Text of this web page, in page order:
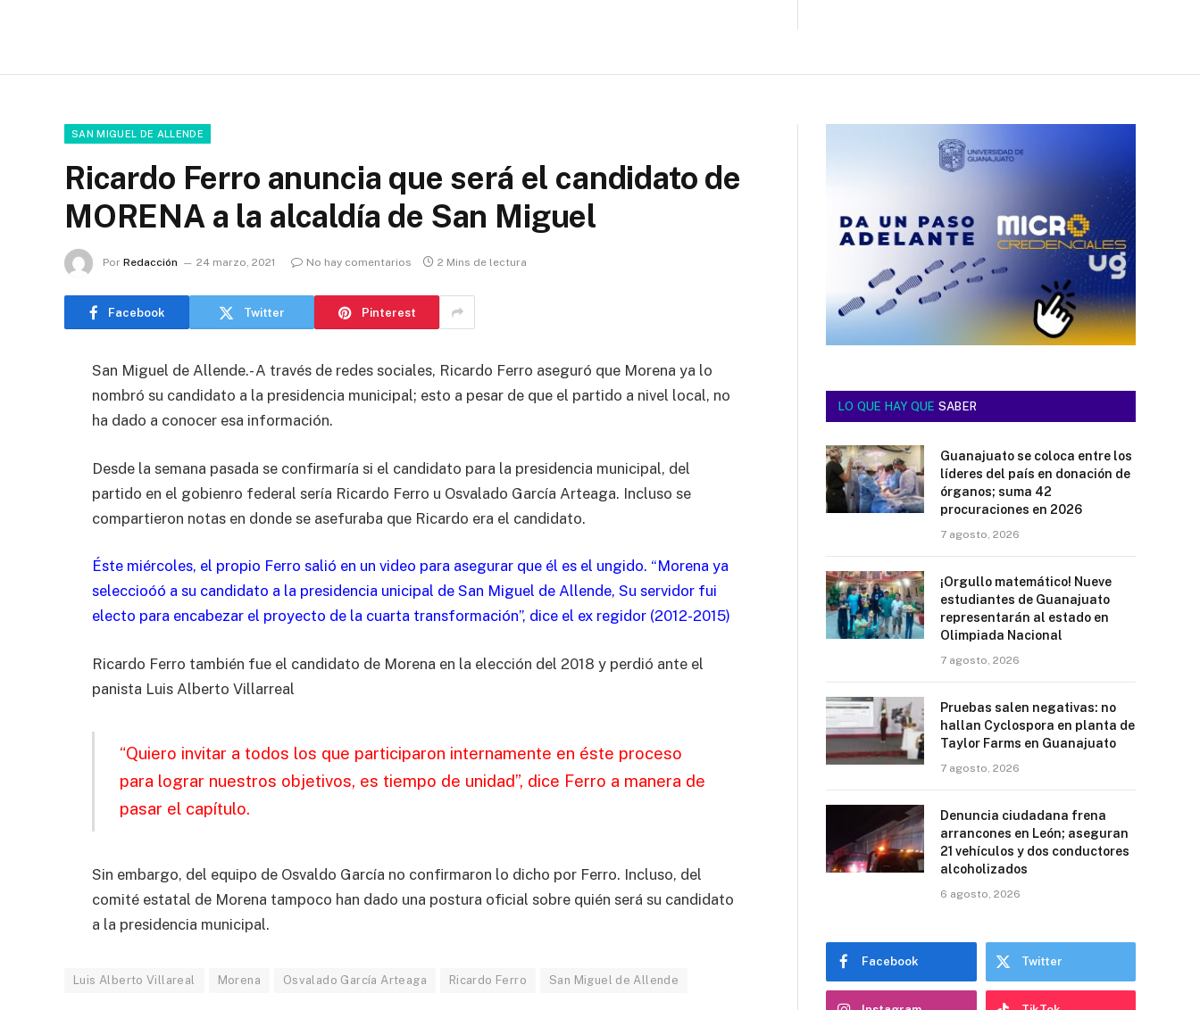
SAN MIGUEL DE ALLENDE
Ricardo Ferro anuncia que será el candidato de
MORENA a la alcaldía de San Miguel
Por Redacción 24 marzo, 2021 No hay comentarios 2 Mins de lectura
Facebook Twitter Pinterest
San Miguel de Allende.- A través de redes sociales, Ricardo Ferro aseguró que Morena ya lo
nombró su candidato a la presidencia municipal; esto a pesar de que el partido a nivel local, no
ha dado a conocer esa información.
Desde la semana pasada se confirmaría si el candidato para la presidencia municipal, del
partido en el gobienro federal sería Ricardo Ferro u Osvalado García Arteaga. Incluso se
compartieron notas en donde se asefuraba que Ricardo era el candidato.
Éste miércoles, el propio Ferro salió en un video para asegurar que él es el ungido. “Morena ya
seleccioóó a su candidato a la presidencia unicipal de San Miguel de Allende, Su servidor fui
electo para encabezar el proyecto de la cuarta transformación”, dice el ex regidor (2012-2015)
Ricardo Ferro también fue el candidato de Morena en la elección del 2018 y perdió ante el
panista Luis Alberto Villarreal
“Quiero invitar a todos los que participaron internamente en éste proceso
para lograr nuestros objetivos, es tiempo de unidad”, dice Ferro a manera de
pasar el capítulo.
Sin embargo, del equipo de Osvaldo García no confirmaron lo dicho por Ferro. Incluso, del
comité estatal de Morena tampoco han dado una postura oficial sobre quién será su candidato
a la presidencia municipal.
Luis Alberto Villareal Morena Osvalado García Arteaga Ricardo Ferro San Miguel de Allende
LO QUE HAY QUE SABER
Guanajuato se coloca entre los
líderes del país en donación de
órganos; suma 42
procuraciones en 2026
7 agosto, 2026
¡Orgullo matemático! Nueve
estudiantes de Guanajuato
representarán al estado en
Olimpiada Nacional
7 agosto, 2026
Pruebas salen negativas: no
hallan Cyclospora en planta de
Taylor Farms en Guanajuato
7 agosto, 2026
Denuncia ciudadana frena
arrancones en León; aseguran
21 vehículos y dos conductores
alcoholizados
6 agosto, 2026
Facebook Twitter